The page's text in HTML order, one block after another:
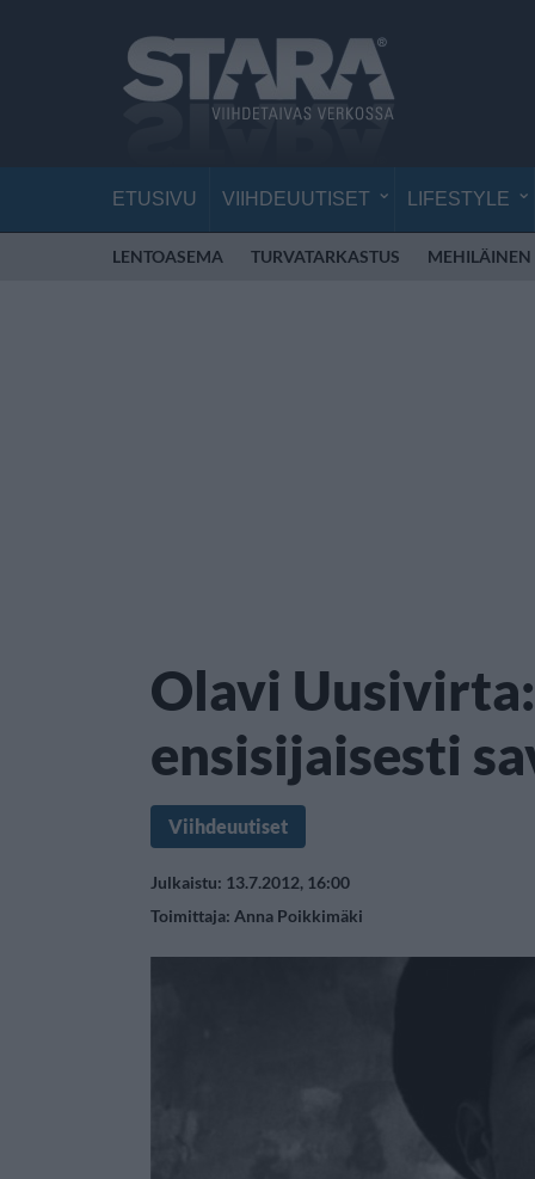
ETUSIVU VIIHDEUUTISET LIFESTYLE
LENTOASEMA TURVATARKASTUS MEHILÄINEN
Olavi
ensisijaisesti
Viihdeuutiset
Julkaistu: 13.7.2012, 16:00
Toimittaja: Anna Poikkimäki